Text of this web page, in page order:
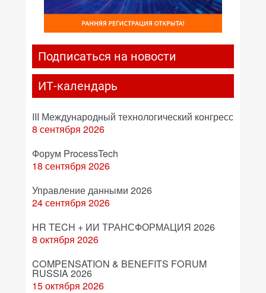
Подписаться на новости
ИТ-календарь
III Международный технологический конгресс
8 сентября 2026
Форум ProcessTech
18 сентября 2026
Управление данными 2026
24 сентября 2026
HR TECH + ИИ ТРАНСФОРМАЦИЯ 2026
8 октября 2026
COMPENSATION & BENEFITS FORUM
RUSSIA 2026
15 октября 2026